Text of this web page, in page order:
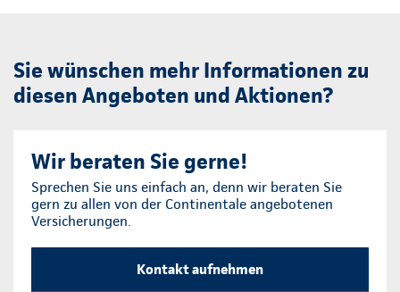
Sie wünschen mehr Informationen zu
diesen Angeboten und Aktionen?
Wir beraten Sie gerne!
Sprechen Sie uns einfach an, denn wir beraten Sie
gern zu allen von der Continentale angebotenen
Versicherungen.
Kontakt aufnehmen